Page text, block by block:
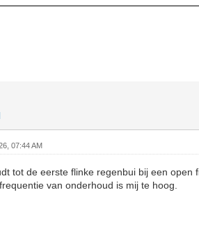
07:44 AM
tot de eerste flinke regenbui bij een
van onderhoud is mij te hoog.